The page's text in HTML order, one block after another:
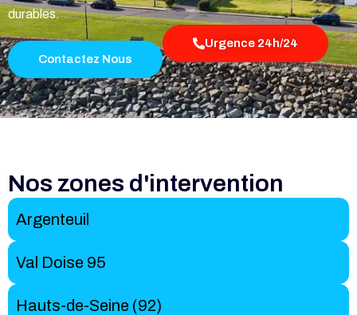
durables.
Contactez Nous
Urgence 24h/24
Nos zones d'intervention
Argenteuil
Val Doise 95
Hauts-de-Seine (92)